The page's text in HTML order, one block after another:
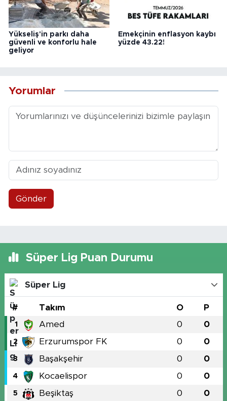
Yükseliş'in parkı daha
güvenli ve konforlu hale
geliyor
Emekçinin enflasyon kaybı
yüzde 43.22!
Yorumlar
Gönder
Süper Lig Puan Durumu
Süper Lig
# Takım O P
1 Amed 0 0
2 Erzurumspor FK 0 0
3 Başakşehir 0 0
4 Kocaelispor 0 0
5 Beşiktaş 0 0